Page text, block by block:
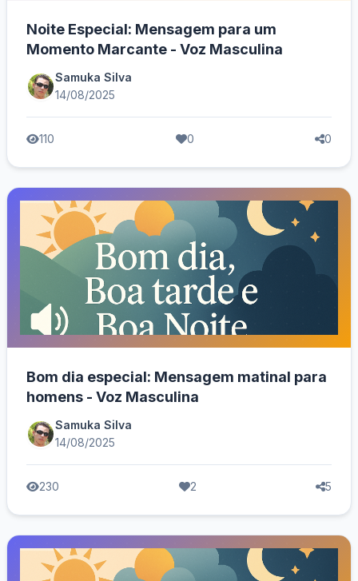
Noite Especial: Mensagem para um
Momento Marcante - Voz Masculina
Samuka Silva
14/08/2025
110 0 0
Bom dia especial: Mensagem matinal para
homens - Voz Masculina
Samuka Silva
14/08/2025
230 2 5